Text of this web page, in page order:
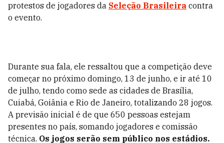
protestos de jogadores da Seleção Brasileira contra
o evento.
Durante sua fala, ele ressaltou que a competição deve
começar no próximo domingo, 13 de junho, e ir até 10
de julho, tendo como sede as cidades de Brasília,
Cuiabá, Goiânia e Rio de Janeiro, totalizando 28 jogos.
A previsão inicial é de que 650 pessoas estejam
presentes no país, somando jogadores e comissão
técnica. Os jogos serão sem público nos estádios.